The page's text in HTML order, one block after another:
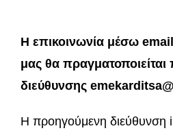
Η επικοινωνία μέσω
μας θα
διεύθυνσης
Η προηγούμενη διεύθυνση